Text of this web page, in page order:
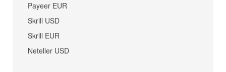
Payeer EUR
Skrill USD
Skrill EUR
Neteller USD